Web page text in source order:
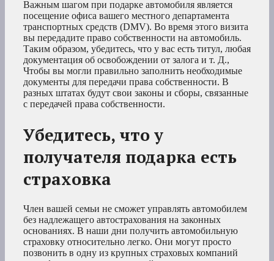
Важным шагом при подарке автомобиля является
посещение офиса вашего местного департамента
транспортных средств (DMV). Во время этого визита
вы передадите право собственности на автомобиль.
Таким образом, убедитесь, что у вас есть титул, любая
документация об освобождении от залога и т. Д.,
Чтобы вы могли правильно заполнить необходимые
документы для передачи права собственности. В
разных штатах будут свои законы и сборы, связанные
с передачей права собственности.
Убедитесь, что у
получателя подарка есть
страховка
Член вашей семьи не сможет управлять автомобилем
без надлежащего автострахования на законных
основаниях. В наши дни получить автомобильную
страховку относительно легко. Они могут просто
позвонить в одну из крупных страховых компаний